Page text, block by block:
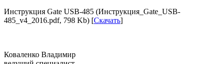
Инструкция Gate USB-485 (Инструкция_Gate_USB-
485_v4_2016.pdf, 798 Kb) [Скачать]
Коваленко Владимир